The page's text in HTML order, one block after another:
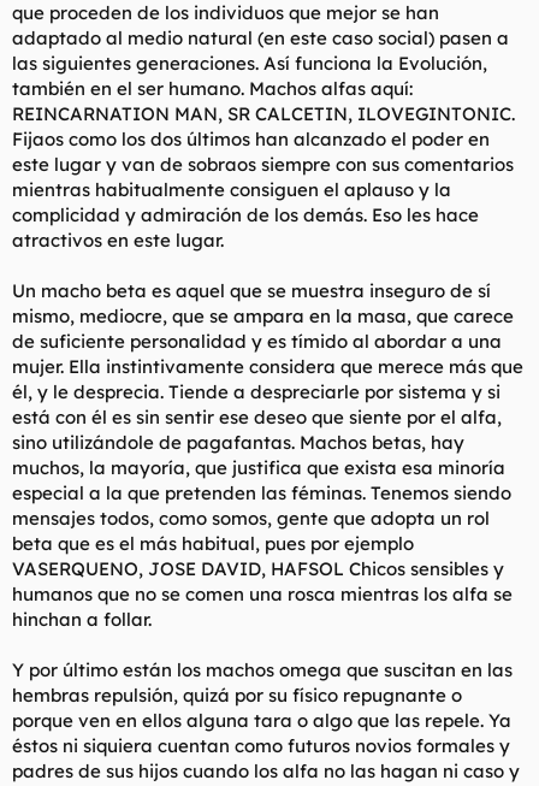
Lo que las mujeres quieren - más que sexo - son relaciones. Por
eso hay librerias enteras llenas de libros sobre el tema y todos
los programas de mujeres por la tarde hablan de eso (en vez de
sexo). Por tanto, la manera de "castigar" a las mujeres por no
darte sexo es negarles las relaciones que ellas quieren. Sin
sexo, no hay relación, y punto y final sin vuelta de hoja. Esa
norma, si los hombres la siguieran, ayudaria mucho más a los
machos de este mundo que cualquier movimiento anti-
feminista.
¿Te das cuenta de cómo las escritoras feministas siempre
hablan de las relaciones en términos de quién manda? Eso es
control y tratan de mantenerlo por mucho que lo nieguen,
incluso a si mismas. Ahora, considerando que lo que en
realidad quieren las mujeres es un hombre que gane más pasta
que ellas y que además sea lo bastante fuerte para
mantenerse en el control (porque las mujeres no respetan a los
"chicos buenos" perdedores que ni son asertivos ni agresivos
para mantener el control con dos cojones)… sólo se trata de
asentar su lugar y mantener su poder. Al mismo tiempo
convencen a la sociedad entera de que ellas todavia son estas
pequeñas criaturas desamparadas que necesitan ser
protegidas.
La manera en que las mujeres mantienen su absoluto control
sobre la relación es manteniendo un ambiente
emocionalmente hiriente (o amenazando constantemente con
dartelo).
moderna. Esas cualidades ahora se asocian con ser una
"chacha" ama de casa, y si una mujer no se pasa cada segundo
de su vida peleandose con, criticando a, o discutiendo con un
hombre entonces todas las demás se aseguran de criticarla y
amargarla la vida. Desde principios de los 90, las citas no han
sido más que batallas de control prolongadas. Es por esto que
que proceden de los individuos que mejor se han
adaptado al medio natural (en este caso social) pasen a
las siguientes generaciones. Así funciona la Evolución,
también en el ser humano. Machos alfas aquí:
REINCARNATION MAN, SR CALCETIN, ILOVEGINTONIC.
Fijaos como los dos últimos han alcanzado el poder en
este lugar y van de sobraos siempre con sus comentarios
mientras habitualmente consiguen el aplauso y la
complicidad y admiración de los demás. Eso les hace
atractivos en este lugar.
Un macho beta es aquel que se muestra inseguro de sí
mismo, mediocre, que se ampara en la masa, que carece
de suficiente personalidad y es tímido al abordar a una
mujer. Ella instintivamente considera que merece más que
él, y le desprecia. Tiende a despreciarle por sistema y si
está con él es sin sentir ese deseo que siente por el alfa,
sino utilizándole de pagafantas. Machos betas, hay
muchos, la mayoría, que justifica que exista esa minoría
especial a la que pretenden las féminas. Tenemos siendo
mensajes todos, como somos, gente que adopta un rol
beta que es el más habitual, pues por ejemplo
VASERQUENO, JOSE DAVID, HAFSOL Chicos sensibles y
humanos que no se comen una rosca mientras los alfa se
hinchan a follar.
Y por último están los machos omega que suscitan en las
hembras repulsión, quizá por su físico repugnante o
porque ven en ellos alguna tara o algo que las repele. Ya
éstos ni siquiera cuentan como futuros novios formales y
padres de sus hijos cuando los alfa no las hagan ni caso y